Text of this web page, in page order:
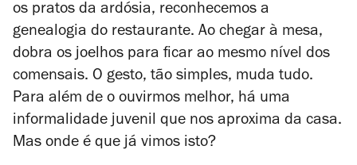
os pratos da ardósia, reconhecemos a
genealogia do restaurante. Ao chegar à mesa,
dobra os joelhos para ficar ao mesmo nível dos
comensais. O gesto, tão simples, muda tudo.
Para além de o ouvirmos melhor, há uma
informalidade juvenil que nos aproxima da casa.
Mas onde é que já vimos isto?